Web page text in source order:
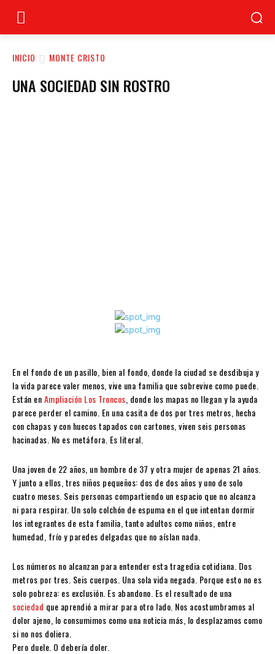
INICIO MONTE CRISTO
UNA SOCIEDAD SIN ROSTRO
En el fondo de un pasillo, bien al fondo, donde la ciudad se desdibuja y
la vida parece valer menos, vive una familia que sobrevive como puede.
Están enAmpliación Los Troncos , donde los mapas no llegan y la ayuda
parece perder el camino. En una casita de dos por tres metros, hecha
con chapas y con huecos tapados con cartones, viven seis personas
hacinadas. No es metáfora. Es literal.
Una joven de 22 años, un hombre de 37 y otra mujer de apenas 21 años.
Y junto a ellos, tres niños pequeños: dos de dos años y uno de solo
cuatro meses. Seis personas compartiendo un espacio que no alcanza
ni para respirar. Un solo colchón de espuma en el que intentan dormir
los integrantes de esta familia, tanto adultos como niños, entre
humedad, frío y paredes delgadas que no aíslan nada.
Los números no alcanzan para entender esta tragedia cotidiana. Dos
metros por tres. Seis cuerpos. Una sola vida negada. Porque esto no es
solo pobreza: es exclusión. Es abandono. Es el resultado de una
sociedad que aprendió a mirar para otro lado. Nos acostumbramos al
dolor ajeno, lo consumimos como una noticia más, lo desplazamos como
si no nos doliera.
Pero duele. O debería doler.